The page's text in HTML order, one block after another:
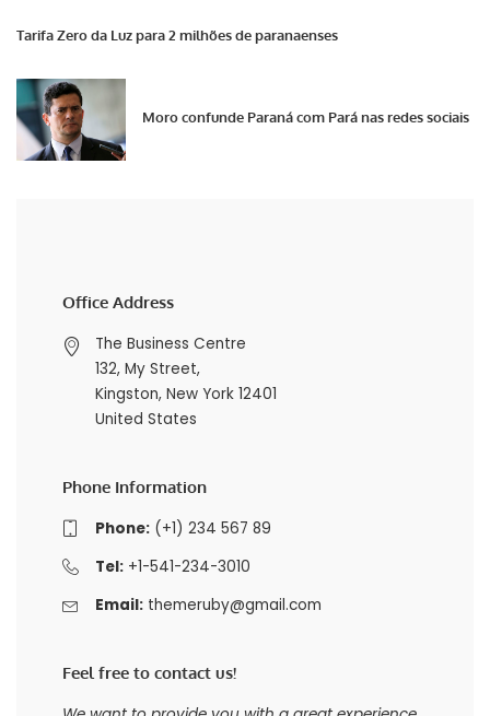
Tarifa Zero da Luz para 2 milhões de paranaenses
Moro confunde Paraná com Pará nas redes sociais
Office Address
The Business Centre
132, My Street,
Kingston, New York 12401
United States
Phone Information
Phone:(+1) 234 567 89
Tel:+1-541-234-3010
Email: themeruby@gmail.com
Feel free to contact us!